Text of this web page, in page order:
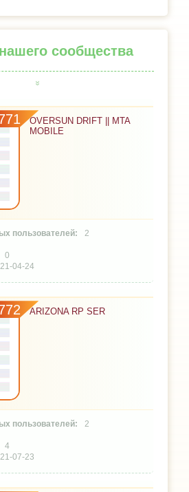
сообщества
OVERSUN DRIFT || MTA
MOBILE
2
0
04-24
ARIZONA RP SER
2
4
07-23